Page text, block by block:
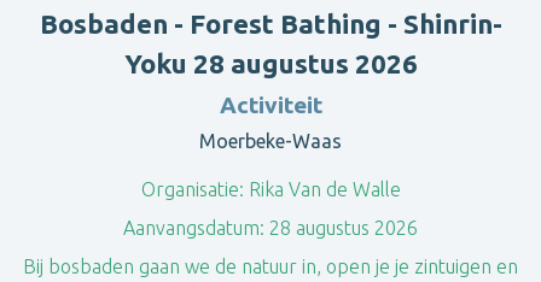
Bosbaden - Forest Bathing - Shinrin-
Yoku 28 augustus 2026
Activiteit
Moerbeke-Waas
Organisatie: Rika Van de Walle
Aanvangsdatum: 28 augustus 2026
Bij bosbaden gaan we de natuur in, open je je zintuigen en